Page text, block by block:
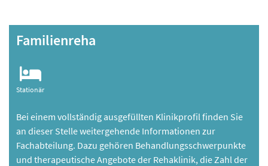
Familienreha
Stationär
Bei einem vollständig ausgefüllten Klinikprofil finden Sie
an dieser Stelle weitergehende Informationen zur
Fachabteilung. Dazu gehören Behandlungsschwerpunkte
und therapeutische Angebote der Rehaklinik, die Zahl der